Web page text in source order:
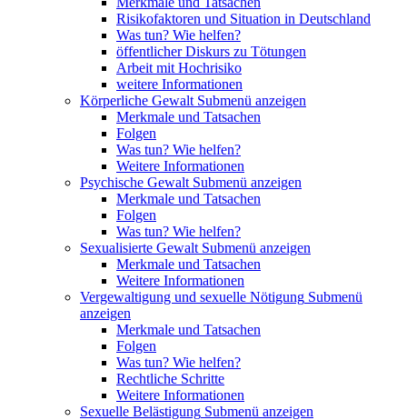
Risikofaktoren und Situation in Deutschland
Was tun? Wie helfen?
öffentlicher Diskurs zu Tötungen
Arbeit mit Hochrisiko
weitere Informationen
Körperliche Gewalt Submenü anzeigen
Merkmale und Tatsachen
Folgen
Was tun? Wie helfen?
Weitere Informationen
Psychische Gewalt Submenü anzeigen
Merkmale und Tatsachen
Folgen
Was tun? Wie helfen?
Sexualisierte Gewalt Submenü anzeigen
Merkmale und Tatsachen
Weitere Informationen
Vergewaltigung und sexuelle Nötigung Submenü
anzeigen
Merkmale und Tatsachen
Folgen
Was tun? Wie helfen?
Rechtliche Schritte
Weitere Informationen
Sexuelle Belästigung Submenü anzeigen